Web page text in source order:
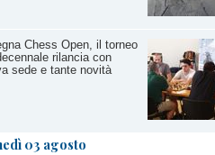
Chess Open, il torneo
rilancia con
sede e tante novità
03 agosto